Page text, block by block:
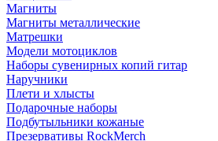
Магниты
Магниты металлические
Матрешки
Модели мотоциклов
Наборы сувенирных копий гитар
Наручники
Плети и хлысты
Подарочные наборы
Подбутыльники кожаные
Презервативы RockMerch